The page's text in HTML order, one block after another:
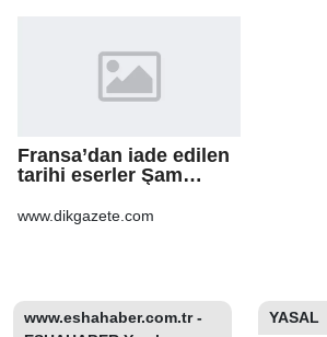
Fransa’dan iade edilen
tarihi eserler Şam
www.dikgazete.com
www.eshahaber.com.tr -
YASAL